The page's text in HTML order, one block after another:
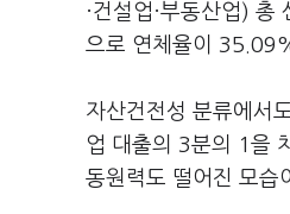
·건설업·부동산업)
으로 연체율이
자산건전성 분류에서
업 대출의 3분의 1을
동원력도 떨어진 모습